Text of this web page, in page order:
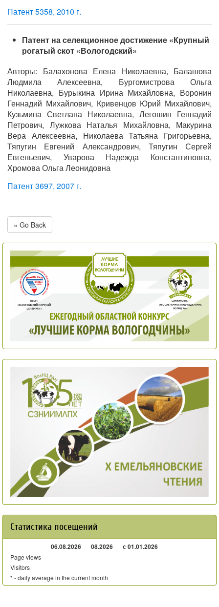
Патент 5358, 2010 г.
Патент на селекционное достижение «Крупный
рогатый скот «Вологодский»
Авторы: Балахонова Елена Николаевна, Балашова
Людмила Алексеевна, Бургомистрова Ольга
Николаевна, Бурыкина Ирина Михайловна, Воронин
Геннадий Михайлович, Кривенцов Юрий Михайлович,
Кузьмина Светлана Николаевна, Легошин Геннадий
Петрович, Лужкова Наталья Михайловна, Макурина
Вера Алексеевна, Николаева Татьяна Григорьевна,
Тяпугин Евгений Александрович, Тяпугин Сергей
Евгеньевич, Уварова Надежда Константиновна,
Хромова Ольга Леонидовна
Патент 3697, 2007 г.
« Go Back
Статистика посещений
06.08.2026 08.2026 с 01.01.2026
Page views
Visitors
* - daily average in the current month